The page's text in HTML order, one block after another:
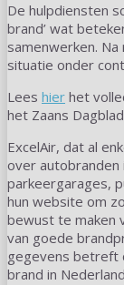
De hulpdiensten
brand’ wat
samenwerken.
situatie onder
Lees hier het
het Zaans Dagblad
ExcelAir, dat al
over autobranden
parkeergarages,
hun website om
bewust te maken
van goede
gegevens betreft
brand in